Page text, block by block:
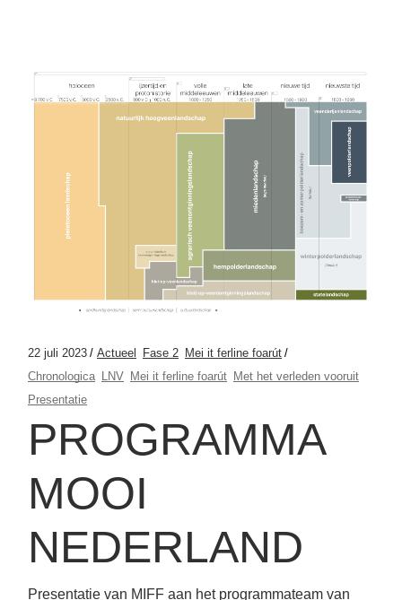
22 juli 2023 Actueel Fase 2 Mei it ferline foarút
Chronologica
LNV Mei it ferline foarút Met het verleden vooruit
Presentatie
PROGRAMMA
MOOI
NEDERLAND
Presentatie van MIFF aan het programmateam van